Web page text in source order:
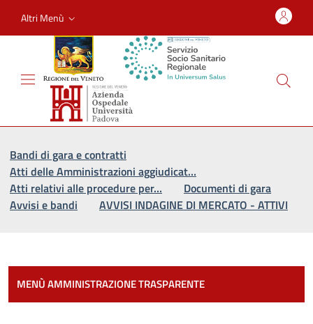
Altri Menù
Bandi di gara e contratti
Atti delle Amministrazioni aggiudicat…
Atti relativi alle procedure per…
Documenti di gara
Avvisi e bandi
AVVISI INDAGINE DI MERCATO - ATTIVI
MENÙ AMMINISTRAZIONE TRASPARENTE